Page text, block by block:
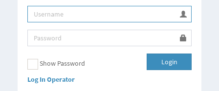
Show Password
Log In Operator
Login